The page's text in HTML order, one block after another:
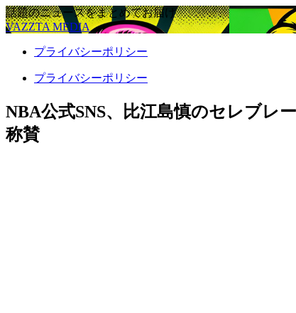
話題のニュースをまとめてお届け
VAZZTA MEDIA
プライバシーポリシー
プライバシーポリシー
NBA公式SNS、比江島慎のセレブレ
称賛